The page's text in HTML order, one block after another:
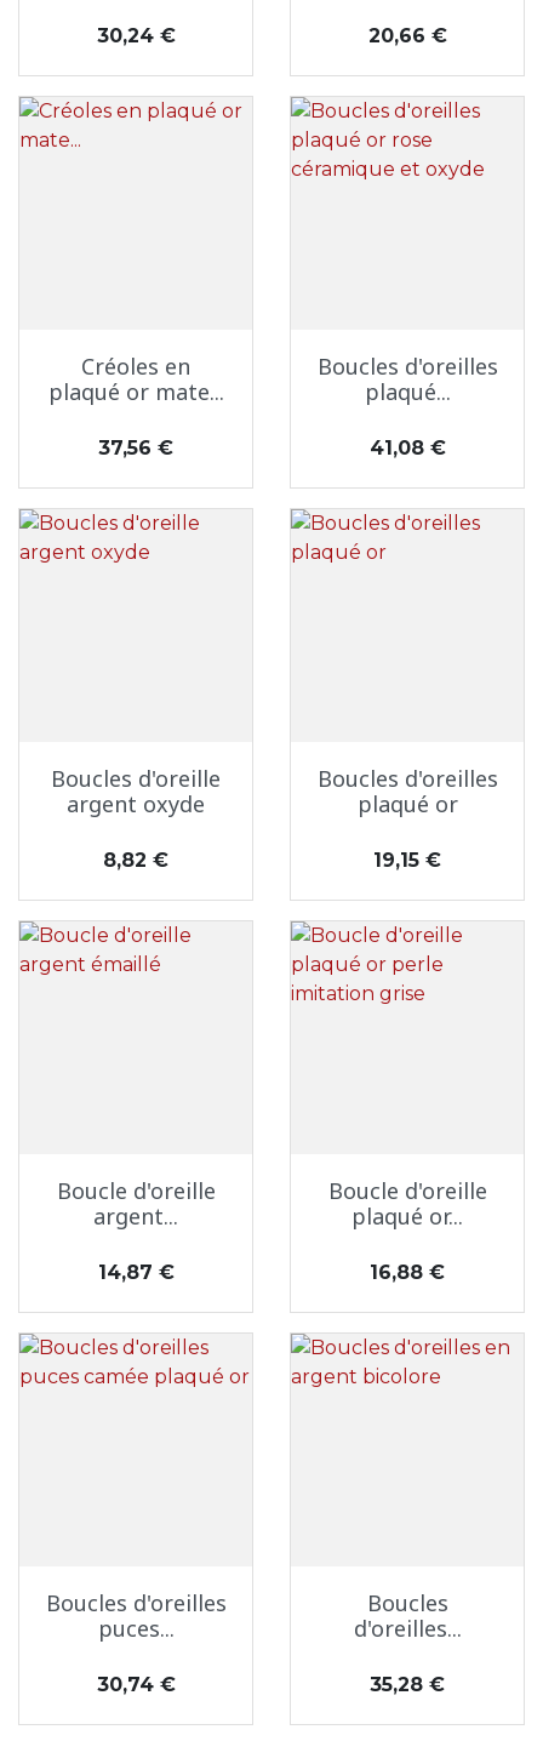
Prix
30,24 € Prix
20,66 €
Créoles en
plaqué or mate...
Prix
37,56 €
Boucles d'oreilles
plaqué...
Prix
41,08 €
Boucles d'oreille
argent oxyde
Prix
8,82 €
Boucles d'oreilles
plaqué or
Prix
19,15 €
Boucle d'oreille
argent...
Prix
14,87 €
Boucle d'oreille
plaqué or...
Prix
16,88 €
Boucles d'oreilles
puces...
Prix
30,74 €
Boucles
d'oreilles...
Prix
35,28 €